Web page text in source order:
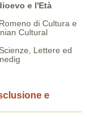
e l'Età
di Cultura e
Cultural
Lettere ed
e